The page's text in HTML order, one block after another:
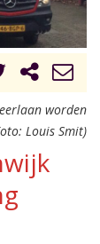
worden
Louis Smit)